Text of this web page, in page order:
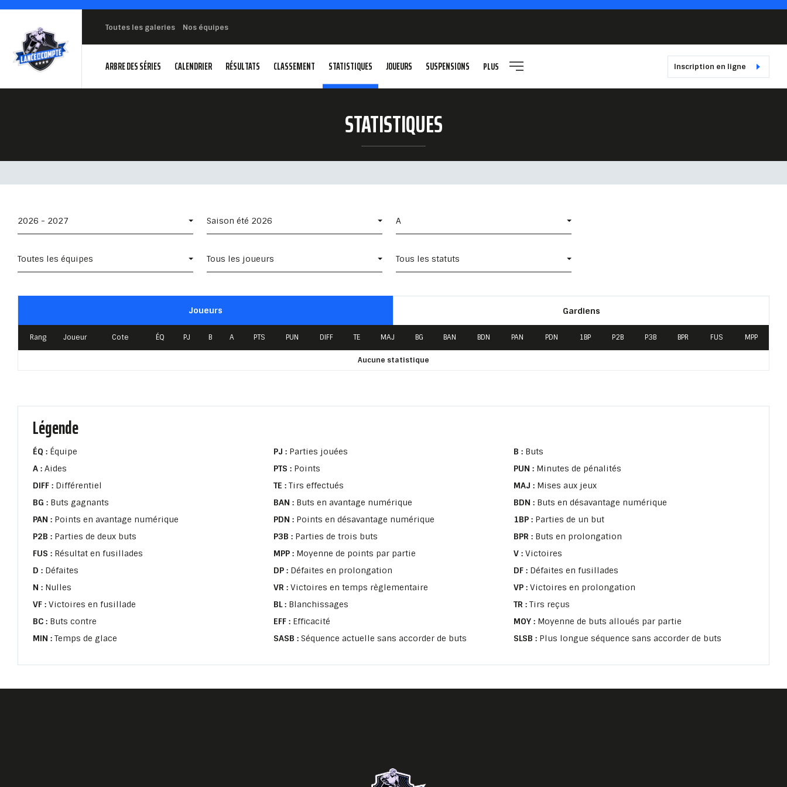
Toutes les galeries Nos équipes
ARBRE DES SÉRIES CALENDRIER RÉSULTATS CLASSEMENT STATISTIQUES JOUEURS SUSPENSIONS PLUS Inscription en ligne
STATISTIQUES
2026 - 2027 Saison été 2026 A
Toutes les équipes Tous les joueurs Tous les statuts
Joueurs Gardiens
Rang Joueur Cote ÉQ PJ B A PTS PUN DIFF TE MAJ BG BAN BDN PAN PDN 1BP P2B P3B BPR FUS MPP
Aucune statistique
Légende
ÉQ : Équipe PJ : Parties jouées B : Buts
A : Aides PTS : Points PUN : Minutes de pénalités
DIFF : Différentiel TE : Tirs effectués MAJ : Mises aux jeux
BG : Buts gagnants BAN : Buts en avantage numérique BDN : Buts en désavantage numérique
PAN : Points en avantage numérique PDN : Points en désavantage numérique 1BP : Parties de un but
P2B : Parties de deux buts P3B : Parties de trois buts BPR : Buts en prolongation
FUS : Résultat en fusillades MPP : Moyenne de points par partie V :Victoires
D : Défaites DP : Défaites en prolongation DF : Défaites en fusillades
N : Nulles VR : Victoires en temps règlementaire VP :Victoires en prolongation
VF : Victoires en fusillade BL : Blanchissages TR :Tirs reçus
BC : Buts contre EFF : Efficacité MOY : Moyenne de buts alloués par partie
MIN : Temps de glace SASB : Séquence actuelle sans accorder de buts SLSB : Plus longue séquence sans accorder de buts